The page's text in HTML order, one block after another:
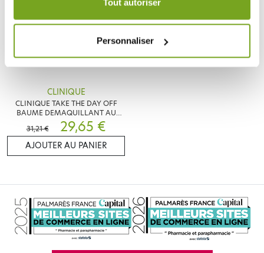
Tout autoriser
Personnaliser
CLINIQUE
CLINIQUE TAKE THE DAY OFF
BAUME DEMAQUILLANT AU
CHARBON 125ML
31,21 € 29,65 €
AJOUTER AU PANIER